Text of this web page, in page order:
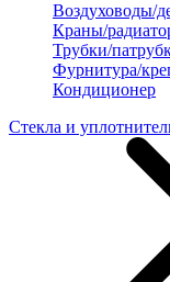
Воздуховоды/
Краны/
Трубки/
Фурнитура/
Кондиционер
Стекла и